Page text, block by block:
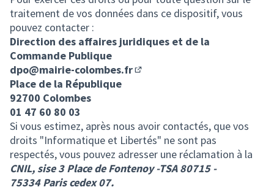
traitement de vos données dans ce dispositif, vous
pouvez contacter :
Direction des affaires juridiques et de la
Commande Publique
dpo@mairie-colombes.fr
Place de la République
92700 Colombes
01 47 60 80 03
Si vous estimez, après nous avoir contactés, que vos
droits "Informatique et Libertés" ne sont pas
respectés, vous pouvez adresser une réclamation à la
CNIL, sise 3 Place de Fontenoy -TSA 80715 -
75334 Paris cedex 07.